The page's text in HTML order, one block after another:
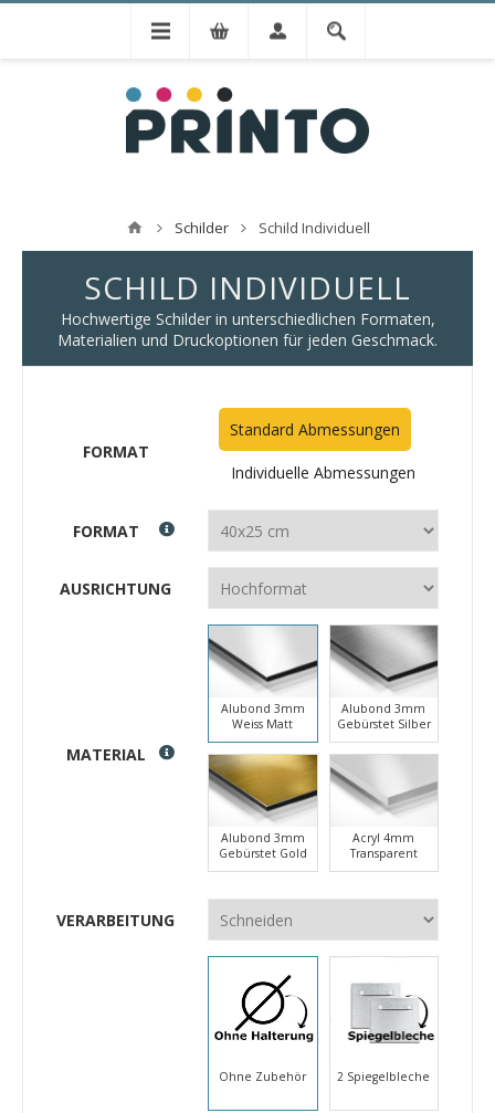
Schilder Schild Individuell
SCHILD INDIVIDUELL
Hochwertige Schilder in unterschiedlichen Formaten,
Materialien und Druckoptionen für jeden Geschmack.
FORMAT
Standard Abmessungen
Individuelle Abmessungen
FORMAT
AUSRICHTUNG
MATERIAL
Alubond 3mm
Weiss Matt
Alubond 3mm
Gebürstet Silber
Alubond 3mm
Gebürstet Gold
Acryl 4mm
Transparent
VERARBEITUNG
Ohne Zubehör 2 Spiegelbleche